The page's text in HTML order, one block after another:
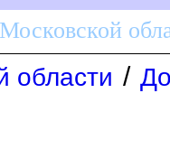
области /